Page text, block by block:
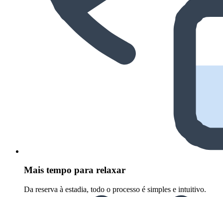
Mais tempo para relaxar
Da reserva à estadia, todo o processo é simples e intuitivo.